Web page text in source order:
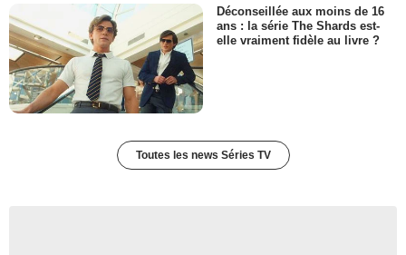
Déconseillée aux moins de 16
ans : la série The Shards est-
elle vraiment fidèle au livre ?
Toutes les news Séries TV